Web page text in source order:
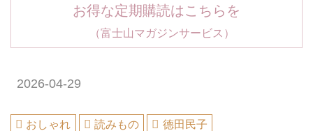
お得な定期購読はこちらを
（富士山マガジンサービス）
2026-04-29
おしゃれ 読みもの 德田民子